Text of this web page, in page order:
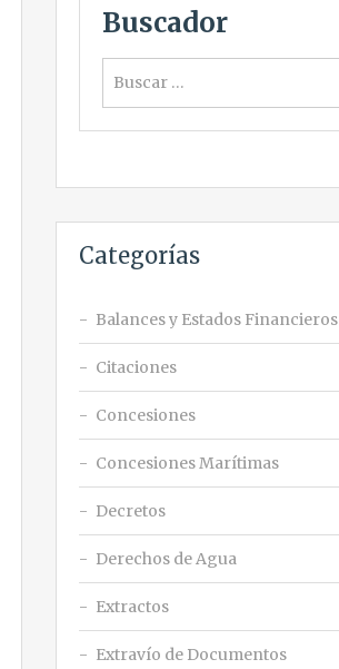
Buscador
Categorías
Balances y Estados Financieros
Citaciones
Concesiones
Concesiones Marítimas
Decretos
Derechos de Agua
Extractos
Extravío de Documentos